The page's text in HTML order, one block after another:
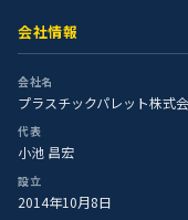
会社情報
会社名
プラスチックパレット株式
代表
小池 昌宏
設立
2014年10月8日